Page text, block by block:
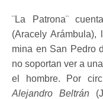
¨La Patrona¨
(Aracely
mina en San Pedro
no soportan ver a
el hombre. Por
Alejandro Beltrán